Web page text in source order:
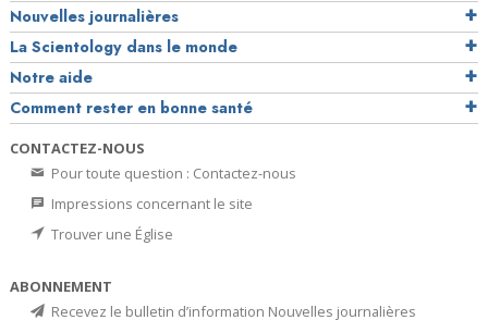
Nouvelles journalières
La Scientology dans le monde
Notre aide
Comment rester en bonne santé
CONTACTEZ-NOUS
Pour toute question : Contactez-nous
Impressions concernant le site
Trouver une Église
ABONNEMENT
Recevez le bulletin d’information Nouvelles journalières